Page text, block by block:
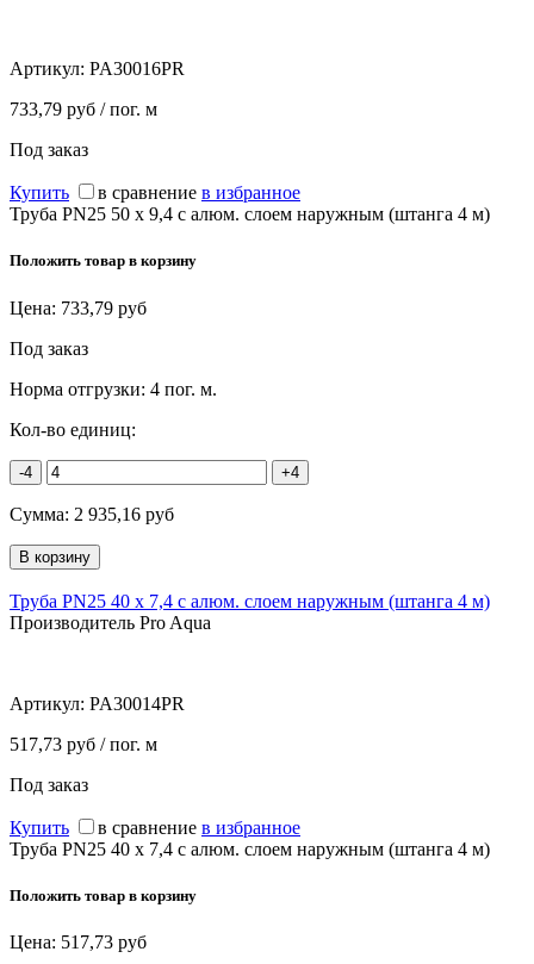
Артикул: PA30016PR
733,79 руб / пог. м
Под заказ
Купить в сравнение в избранное
Труба PN25 50 х 9,4 с алюм. слоем наружным (штанга 4 м)
Положить товар в корзину
Цена: 733,79 руб
Под заказ
Норма отгрузки: 4 пог. м.
Кол-во единиц:
-4 +4
Сумма: 2 935,16 руб
Труба PN25 40 х 7,4 с алюм. слоем наружным (штанга 4 м)
Производитель Pro Aqua
Артикул: PA30014PR
517,73 руб / пог. м
Под заказ
Купить в сравнение в избранное
Труба PN25 40 х 7,4 с алюм. слоем наружным (штанга 4 м)
Положить товар в корзину
Цена: 517,73 руб